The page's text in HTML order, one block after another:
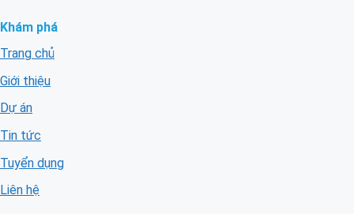
Khám phá
Trang chủ
Giới thiệu
Dự án
Tin tức
Tuyển dụng
Liên hệ